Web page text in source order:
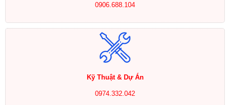
0906.688.104
Kỹ Thuật & Dự Án
0974.332.042